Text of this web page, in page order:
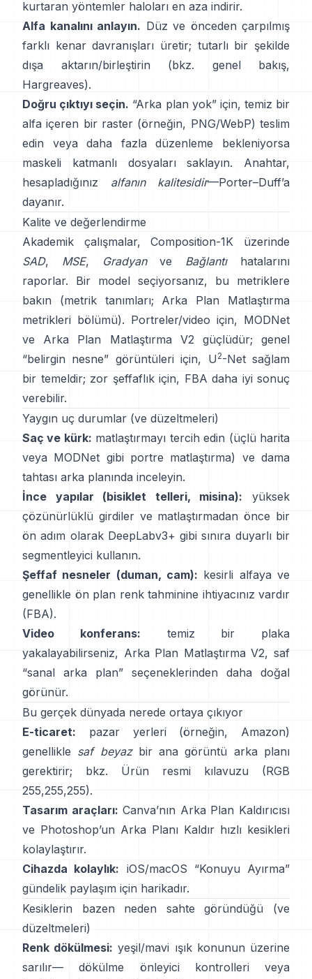
kurtaran yöntemler haloları en aza indirir.
Alfa kanalını anlayın. Düz ve önceden çarpılmış
farklı kenar davranışları üretir; tutarlı bir şekilde
dışa aktarın/birleştirin (bkz.
genel bakış,
Hargreaves).
Doğru çıktıyı seçin. “Arka plan yok” için, temiz bir
alfa içeren bir raster (örneğin, PNG/WebP) teslim
edin veya daha fazla düzenleme bekleniyorsa
maskeli katmanlı dosyaları saklayın. Anahtar,
hesapladığınız alfanın kalitesidir—Porter–Duff’a
dayanır.
Kalite ve değerlendirme
Akademik çalışmalar,Composition-1K üzerinde
SAD, MSE, Gradyanve Bağlantıhatalarını
raporlar. Bir model seçiyorsanız, bu metriklere
bakın
(metrik tanımları;
Arka Plan Matlaştırma
metrikleri bölümü). Portreler/video için, MODNet
ve
Arka Plan Matlaştırma V2güçlüdür; genel
“belirgin nesne” görüntüleri için, U2-Netsağlam
bir temeldir; zor şeffaflık için, FBA daha iyi sonuç
verebilir.
Yaygın uç durumlar (ve düzeltmeleri)
Saç ve kürk: matlaştırmayı tercih edin (üçlü harita
veya MODNet gibi portre matlaştırma) ve dama
tahtası arka planında inceleyin.
İnce yapılar (bisiklet telleri, misina): yüksek
çözünürlüklü girdiler ve matlaştırmadan önce bir
ön adım olarak DeepLabv3+ gibi sınıra duyarlı bir
segmentleyici kullanın.
Şeffaf nesneler (duman, cam): kesirli alfaya ve
genellikle ön plan renk tahminine ihtiyacınız vardır
(FBA).
Video konferans: temiz bir plaka
yakalayabilirseniz, Arka Plan Matlaştırma V2, saf
“sanal arka plan” seçeneklerinden daha doğal
görünür.
Bu gerçek dünyada nerede ortaya çıkıyor
E-ticaret: pazar yerleri (örneğin, Amazon)
genellikle saf beyazbir ana görüntü arka planı
gerektirir; bkz.
Ürün resmi kılavuzu
(RGB
255,255,255).
Tasarım araçları: Canva’nın Arka Plan Kaldırıcısı
ve Photoshop’un Arka Planı Kaldır hızlı kesikleri
kolaylaştırır.
Cihazda kolaylık: iOS/macOS “Konuyu Ayırma”
gündelik paylaşım için harikadır.
Kesiklerin bazen neden sahte göründüğü (ve
düzeltmeleri)
Renk dökülmesi: yeşil/mavi ışık konunun üzerine
sarılır—
dökülme önleyici kontrolleri veya